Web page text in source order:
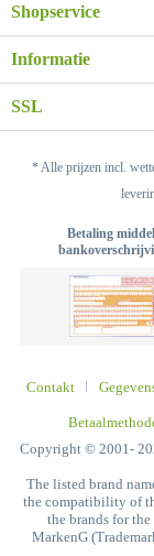
Shopservice
Informatie
SSL
* Alle prijzen incl.
Betaling
Contakt
Copyright © 2001-
The listed brand
the compatibility of
the brands for the
MarkenG